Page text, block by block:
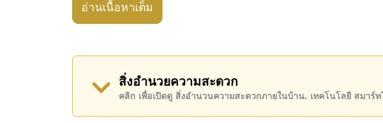
อบไอน้ำ
อสังหาริมทรัพย์นี้เปิดให้เช่าระยะยาวในราคา ฿ 15,000 บาทต่อเ
โปรดทราบว่าราคาค่าเช่าที่ Cornerstone Real Estate โฆษณ
อ่านเนื้อหาเต็ม
สิ่งอำนวยความสะดวก
คลิก เพื่อเปิดดู สิ่งอำนวนความสะดวกภายในบ้าน. เทคโนโลยี สมาร์